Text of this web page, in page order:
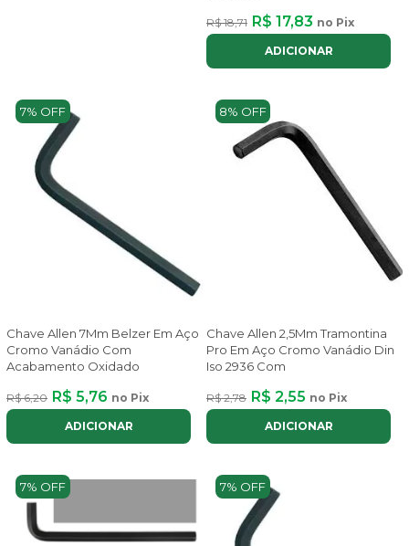
R$ 18,71 R$ 17,83 no Pix
ADICIONAR
7% OFF
Chave Allen 7Mm Belzer Em Aço
Cromo Vanádio Com
Acabamento Oxidado
R$ 6,20 R$ 5,76 no Pix
ADICIONAR
8% OFF
Chave Allen 2,5Mm Tramontina
Pro Em Aço Cromo Vanádio Din
Iso 2936 Com
R$ 2,78 R$ 2,55 no Pix
ADICIONAR
7% OFF 7% OFF